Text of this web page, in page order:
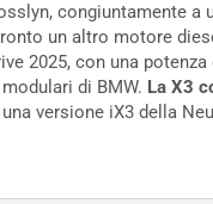
congiuntamente a
un altro motore
2025, con una potenza
di BMW. La X3
versione iX3 della